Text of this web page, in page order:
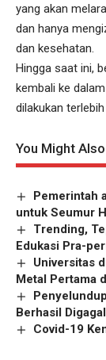
yang akan
dan hanya
dan kesehatan.
Hingga saat ini,
kembali ke
dilakukan
You Might
Pemerintah
untuk Seumur
Trending,
Edukasi Pra-
Universitas
Metal Pertama
Berhasil
Covid-19